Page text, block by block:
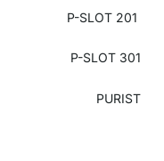
P-SLOT 201
P-SLOT 301
PURIST